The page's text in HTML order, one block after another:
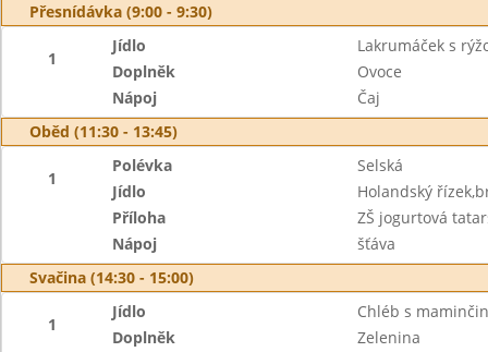
Přesnídávka (9:00 - 9:30)
1
Jídlo
Lakrumáček s
Doplněk
Ovoce
Nápoj
Čaj
Oběd (11:30 - 13:45)
1
Polévka
Selská
Jídlo
Holandský
Příloha
ZŠ jogurtová
Nápoj
šťáva
Svačina (14:30 - 15:00)
1
Jídlo
Chléb s
Doplněk
Zelenina